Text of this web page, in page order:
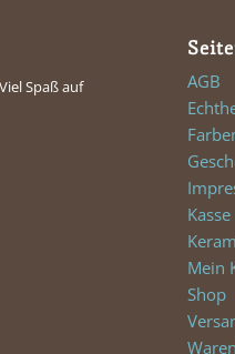
Spaß auf
AGB
Kasse
Mein
Shop